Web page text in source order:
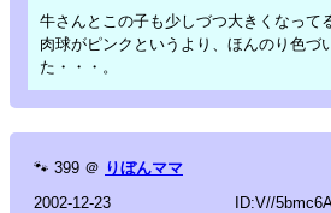
牛さんとこの子も少しづつ大きくなって
肉球がピンクというより、ほんのり色づ
た・・・。
🐾 399 ＠ りぼんママ
2002-12-23
ID:V//